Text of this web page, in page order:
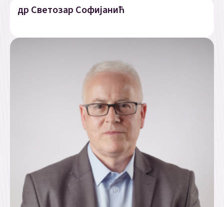
др Светозар Софијанић